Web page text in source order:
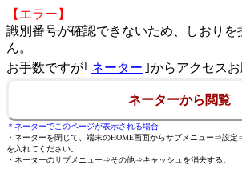
【エラー】
識別番号が確認できないため、しおりを
ん。
お手数ですが｢ ネーター ｣からアクセス
ネーターから閲覧
＊ネーターでこのページが表示される場合
・ネーターを閉じて、端末のHOME画面からサブメニュー⇒設
を入れてください。
・ネーターのサブメニュー⇒その他⇒キャッシュを消去する。